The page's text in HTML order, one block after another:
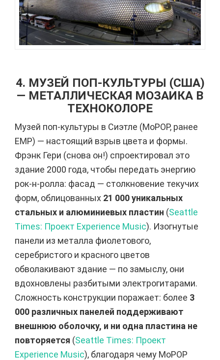
4. МУЗЕЙ ПОП-КУЛЬТУРЫ (США)
— МЕТАЛЛИЧЕСКАЯ МОЗАИКА В
ТЕХНОКОЛОРЕ
Музей поп-культуры в Сиэтле (MoPOP, ранее
EMP) — настоящий взрыв цвета и формы.
Фрэнк Гери (снова он!) спроектировал это
здание 2000 года, чтобы передать энергию
рок-н-ролла: фасад — столкновение текучих
форм, облицованных 21 000 уникальных
стальных и алюминиевых пластин (Seattle
Times: Проект Experience Music). Изогнутые
панели из металла фиолетового,
серебристого и красного цветов
обволакивают здание — по замыслу, они
вдохновлены разбитыми электрогитарами.
Сложность конструкции поражает: более 3
000 различных панелей поддерживают
внешнюю оболочку, и ни одна пластина не
повторяется (Seattle Times: Проект
Experience Music), благодаря чему MoPOP